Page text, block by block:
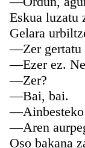
luzatu
gertatu
ez. Nere
bai.
bakana